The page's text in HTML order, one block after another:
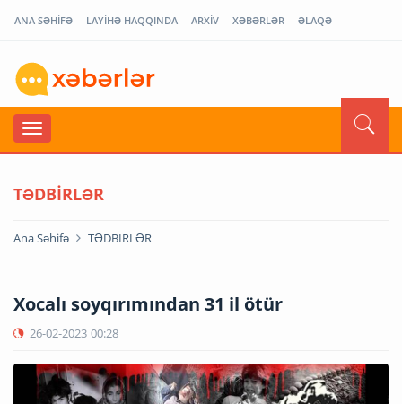
ANA SƏHİFƏ LAYİHƏ HAQQINDA ARXİV XƏBƏRLƏR ƏLAQƏ
TƏDBİRLƏR
Ana Səhifə TƏDBİRLƏR
Xocalı soyqırımından 31 il ötür
26-02-2023 00:28